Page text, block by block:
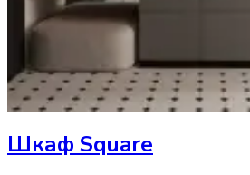
Шкаф Square